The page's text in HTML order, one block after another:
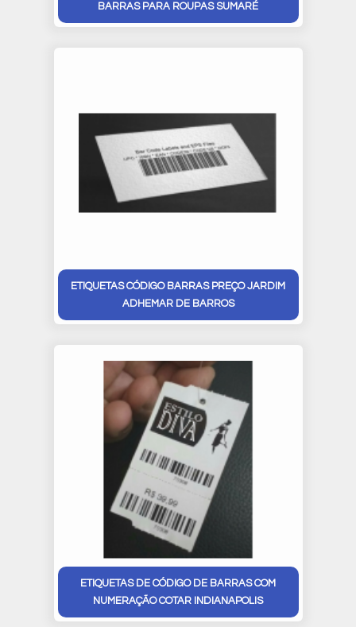
BARRAS PARA ROUPAS SUMARÉ
ETIQUETAS CÓDIGO BARRAS PREÇO JARDIM
ADHEMAR DE BARROS
ETIQUETAS DE CÓDIGO DE BARRAS COM
NUMERAÇÃO COTAR INDIANAPOLIS